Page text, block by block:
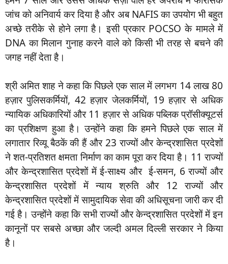
जांच को अनिवार्य कर दिया है और अब NAFIS का उपयोग भी बहुत
अच्छे तरीके से होने लगा है। इसी प्रकार POCSO के मामले में
DNA का मिलान गुनाह करने वाले को किसी भी तरह से बचने की
जगह नहीं देता है।
श्री अमित शाह ने कहा कि पिछले एक साल में लगभग 14 लाख 80
हज़ार पुलिसकर्मियों, 42 हज़ार जेलकर्मियों, 19 हज़ार से अधिक
न्यायिक अधिकारियों और 11 हज़ार से अधिक पब्लिक प्रॉसीक्यूटर्स
का प्रशिक्षण हुआ है। उन्होंने कहा कि हमने पिछले एक साल में
लगातार रिव्यू बैठकें की हैं और 23 राज्यों और केन्द्रशासित प्रदेशों
ने शत-प्रतिशत क्षमता निर्माण का काम पूरा कर दिया है। 11 राज्यों
और केन्द्रशासित प्रदेशों में ई-साक्ष्य और ई-समन, 6 राज्यों और
केन्द्रशासित प्रदेशों में न्याय श्रुति और 12 राज्यों और
केन्द्रशासित प्रदेशों में सामुदायिक सेवा की अधिसूचना जारी कर दी
गई है। उन्होंने कहा कि सभी राज्यों और केन्द्रशासित प्रदेशों में इन
कानूनों पर सबसे अच्छा और जल्दी अमल दिल्ली सरकार ने किया
है।